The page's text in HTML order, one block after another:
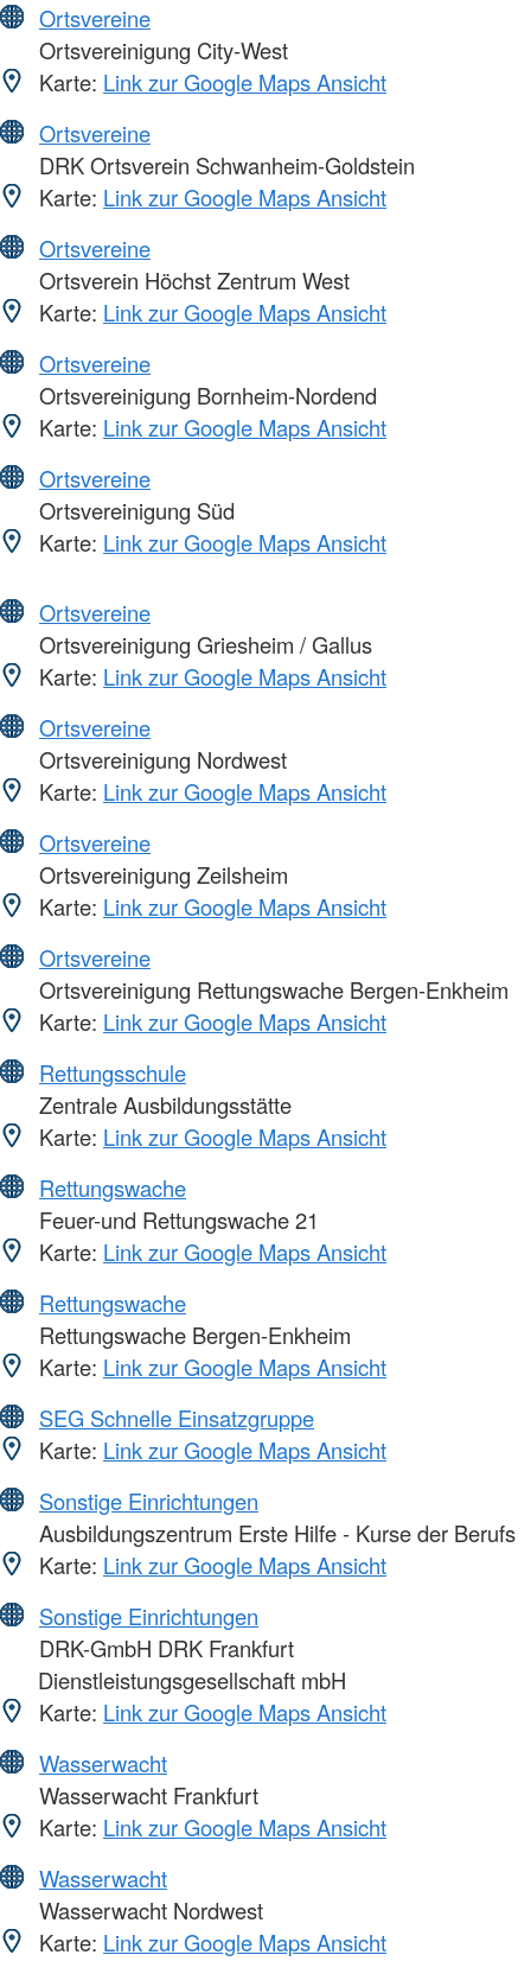
Ortsvereine
Ortsvereinigung City-West
Karte: Link zur Google Maps Ansicht
Ortsvereine
DRK Ortsverein Schwanheim-Goldstein
Karte: Link zur Google Maps Ansicht
Ortsvereine
Ortsverein Höchst Zentrum West
Karte: Link zur Google Maps Ansicht
Ortsvereine
Ortsvereinigung Bornheim-Nordend
Karte: Link zur Google Maps Ansicht
Ortsvereine
Ortsvereinigung Süd
Karte: Link zur Google Maps Ansicht
Ortsvereine
Ortsvereinigung Griesheim / Gallus
Karte: Link zur Google Maps Ansicht
Ortsvereine
Ortsvereinigung Nordwest
Karte: Link zur Google Maps Ansicht
Ortsvereine
Ortsvereinigung Zeilsheim
Karte: Link zur Google Maps Ansicht
Ortsvereine
Ortsvereinigung Rettungswache Bergen-Enkheim
Karte: Link zur Google Maps Ansicht
Rettungsschule
Zentrale Ausbildungsstätte
Karte: Link zur Google Maps Ansicht
Rettungswache
Feuer-und Rettungswache 21
Karte: Link zur Google Maps Ansicht
Rettungswache
Rettungswache Bergen-Enkheim
Karte: Link zur Google Maps Ansicht
SEG Schnelle Einsatzgruppe
Karte: Link zur Google Maps Ansicht
Sonstige Einrichtungen
Ausbildungszentrum Erste Hilfe - Kurse der Berufs
Karte: Link zur Google Maps Ansicht
Sonstige Einrichtungen
DRK-GmbH DRK Frankfurt
Dienstleistungsgesellschaft mbH
Karte: Link zur Google Maps Ansicht
Wasserwacht
Wasserwacht Frankfurt
Karte: Link zur Google Maps Ansicht
Wasserwacht
Wasserwacht Nordwest
Karte: Link zur Google Maps Ansicht